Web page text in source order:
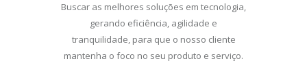
Buscar as melhores soluções em tecnologia,
gerando eficiência, agilidade e
tranquilidade, para que o nosso cliente
mantenha o foco no seu produto e serviço.